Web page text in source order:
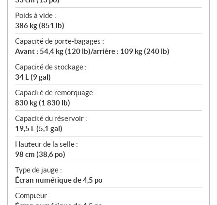
Poids à vide :
386 kg (851 lb)
Capacité de porte-bagages :
Avant : 54,4 kg (120 lb)/arrière : 109 kg (240 lb)
Capacité de stockage :
34 L (9 gal)
Capacité de remorquage :
830 kg (1 830 lb)
Capacité du réservoir :
19,5 L (5,1 gal)
Hauteur de la selle :
98 cm (38,6 po)
Type de jauge :
Écran numérique de 4,5 po
Compteur :